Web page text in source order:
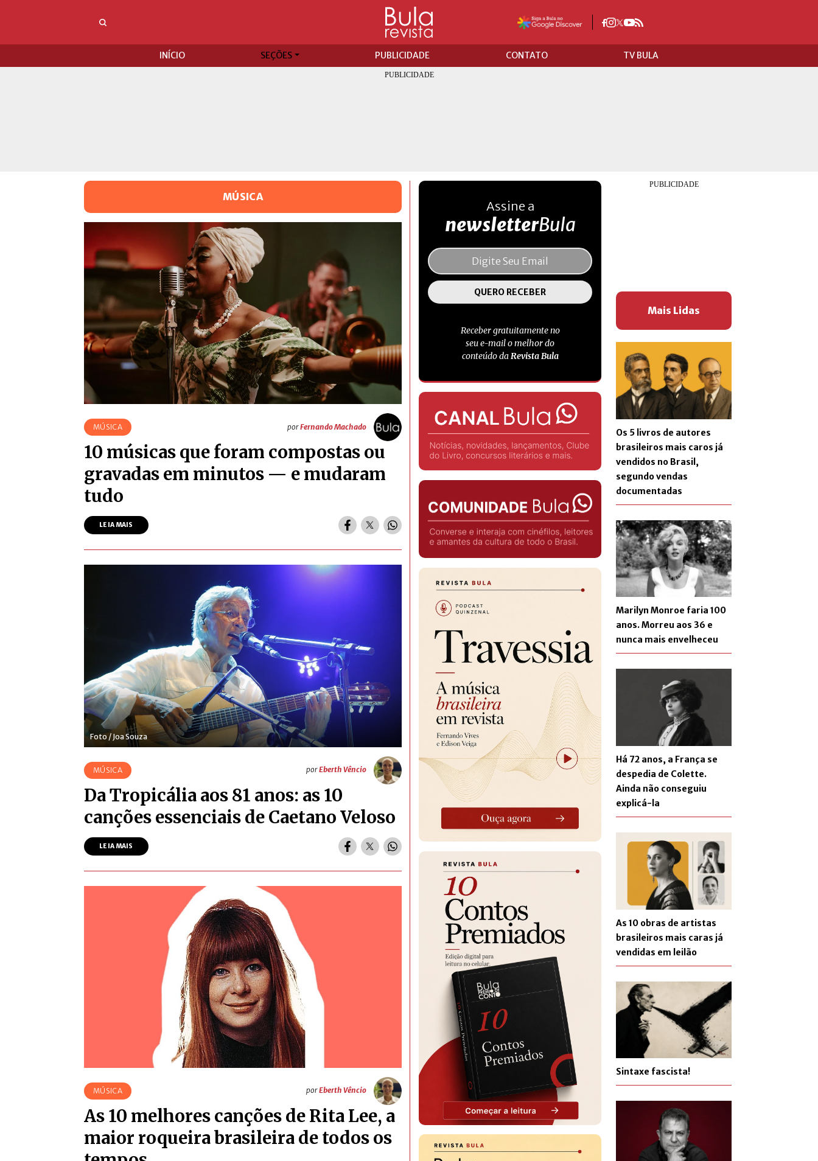
INÍCIO SEÇÕES PUBLICIDADE CONTATO TV BULA
MÚSICA
MÚSICA porFernando Machado
10 músicas que foram compostas ou
gravadas em minutos — e mudaram
tudo
LEIA MAIS
Foto / Joa Souza
MÚSICA porEberth Vêncio
Da Tropicália aos 81 anos: as 10
canções essenciais de Caetano Veloso
LEIA MAIS
MÚSICA porEberth Vêncio
As 10 melhores canções de Rita Lee, a
maior roqueira brasileira de todos os
Assine a
newsletterBula
Receber gratuitamente no
seu e-mail o melhor do
conteúdo daRevista Bula
Mais Lidas
Os 5 livros de autores
brasileiros mais caros já
vendidos no Brasil,
segundo vendas
documentadas
Marilyn Monroe faria 100
anos. Morreu aos 36 e
nunca mais envelheceu
Há 72 anos, a França se
despedia de Colette.
Ainda não conseguiu
explicá-la
As 10 obras de artistas
brasileiros mais caras já
vendidas em leilão
Sintaxe fascista!